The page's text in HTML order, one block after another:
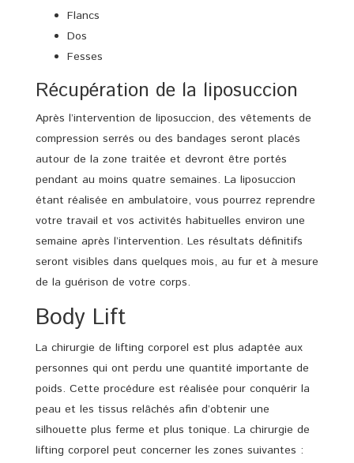
Flancs
Dos
Fesses
Récupération de la liposuccion
Après l’intervention de liposuccion, des vêtements de
compression serrés ou des bandages seront placés
autour de la zone traitée et devront être portés
pendant au moins quatre semaines. La liposuccion
étant réalisée en ambulatoire, vous pourrez reprendre
votre travail et vos activités habituelles environ une
semaine après l’intervention. Les résultats définitifs
seront visibles dans quelques mois, au fur et à mesure
de la guérison de votre corps.
Body Lift
La chirurgie de lifting corporel est plus adaptée aux
personnes qui ont perdu une quantité importante de
poids. Cette procédure est réalisée pour conquérir la
peau et les tissus relâchés afin d’obtenir une
silhouette plus ferme et plus tonique. La chirurgie de
lifting corporel peut concerner les zones suivantes :